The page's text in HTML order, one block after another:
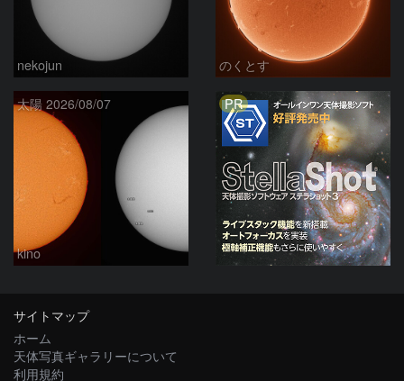
nekojun のくとす
太陽 2026/08/07
kino
PR
サイトマップ
ホーム
天体写真ギャラリーについて
利用規約